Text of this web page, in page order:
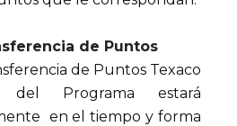
de Puntos
de Puntos Texaco
del Programa estará
en el tiempo y forma